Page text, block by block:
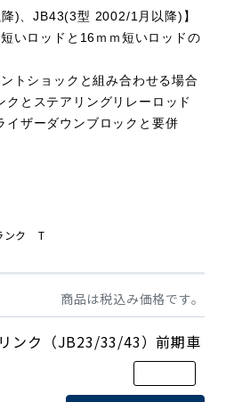
)、JB43(3型 2002/1月以降)】
いロッドと16ｍｍ短いロッドの
トショックと組み合わせる場合
クとステアリングリレーロッド
イザーダウンブロックと要併
ンク T
商品は税込み価格です。
ンク（JB23/33/43）前期車